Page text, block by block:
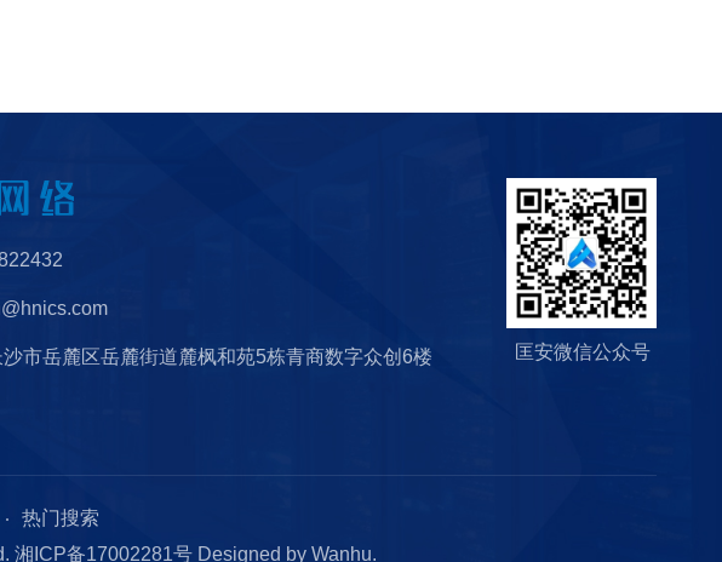
市岳麓区岳麓街道麓枫和苑5栋青商数字众创6楼 匡安微信公众号
热门搜索
湘ICP备17002281号Designed by Wanhu.